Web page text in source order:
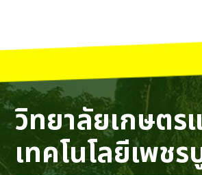
วิทยาลัยเกษตร
เทคโนโลยีเพช